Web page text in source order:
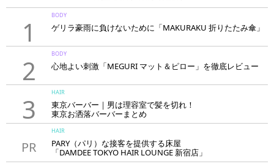
1
BODY
ゲリラ豪雨に負けないために「MAKURAKU 折りたたみ傘」
2
BODY
心地よい刺激「MEGURI マット＆ピロー」を徹底レビュー
3
HAIR
東京バーバー｜男は理容室で髪を切れ！
東京お洒落バーバーまとめ
PR
HAIR
PARY（パリ）な接客を提供する床屋
「DAMDEE TOKYO HAIR LOUNGE 新宿店」